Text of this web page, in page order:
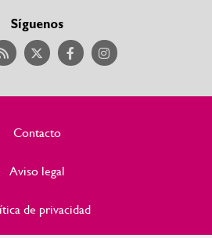
Síguenos
Contacto
Aviso legal
de privacidad